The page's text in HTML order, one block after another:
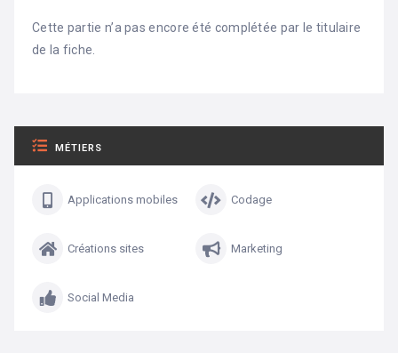
Cette partie n’a pas encore été complétée par le titulaire
de la fiche.
MÉTIERS
Applications mobiles Codage
Créations sites Marketing
Social Media